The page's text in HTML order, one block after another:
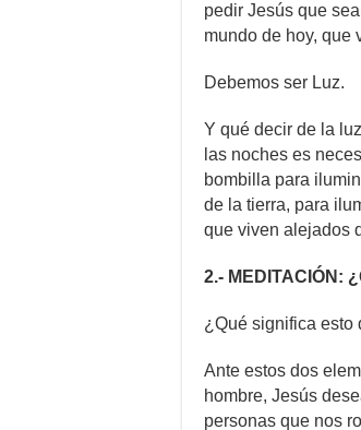
pedir Jesús que
mundo de hoy, que
Debemos ser Luz.
Y qué decir de la
las noches es
bombilla para
de la tierra, para
que viven alejados
2.- MEDITACIÓN:
¿Qué significa esto
Ante estos dos
hombre, Jesús
personas que nos